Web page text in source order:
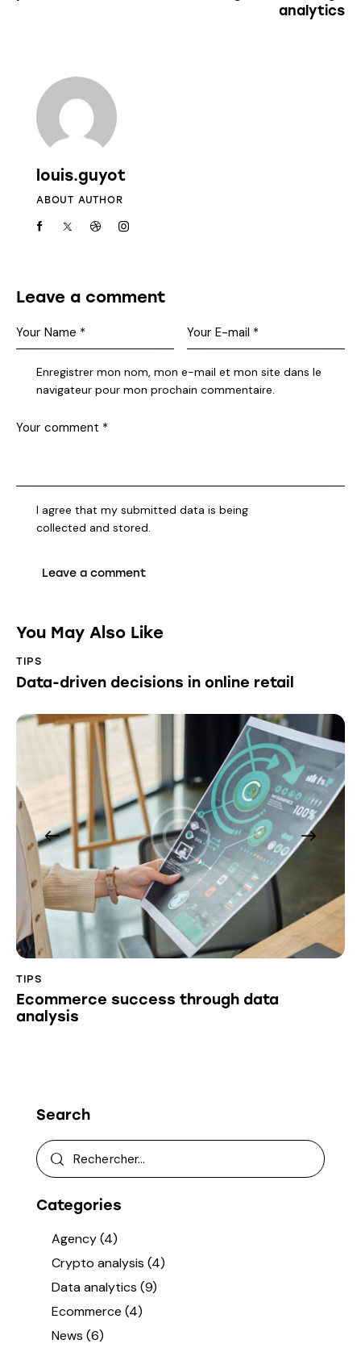
analytics
louis.guyot
ABOUT AUTHOR
Leave a comment
Enregistrer mon nom, mon e-mail et mon site dans le
navigateur pour mon prochain commentaire.
I agree that my submitted data is being
collected and stored.
You May Also Like
TIPS
Data-driven decisions in online retail
TIPS
Ecommerce success through data
analysis
Search
Categories
Agency(4)
Crypto analysis (4)
Data analytics (9)
Ecommerce (4)
News (6)